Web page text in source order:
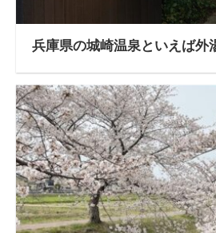
兵庫県の城崎温泉といえば外